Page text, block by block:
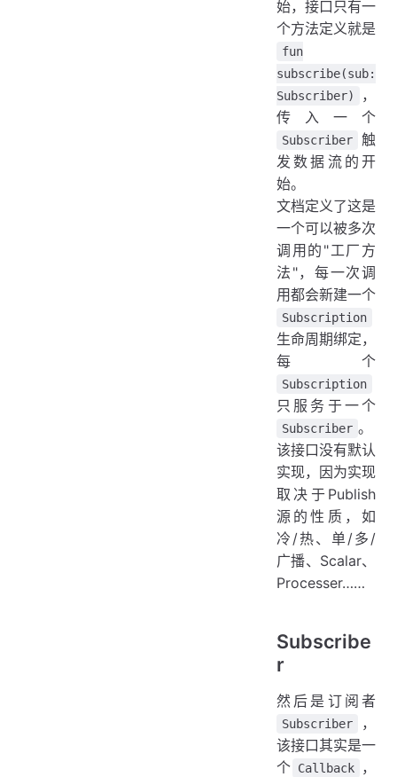
始，接口只有一
个方法定义就是
fun
subscribe(sub:
Subscriber)
，
传入一个
Subscriber
触
发数据流的开
始。
文档定义了这是
一个可以被多次
调用的"工厂方
法"，每一次调
用都会新建一个
Subscription
生命周期绑定，
每个
Subscription
只服务于一个
Subscriber 。
该接口没有默认
实现，因为实现
取决于Publish
源的性质，如
冷/热、单/多/
广播、Scalar、
Processer……
Subscribe
r
然后是订阅者
Subscriber
，
该接口其实是一
个 Callback ，